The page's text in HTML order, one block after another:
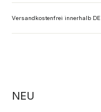
Versandkostenfrei innerhalb DE
NEU